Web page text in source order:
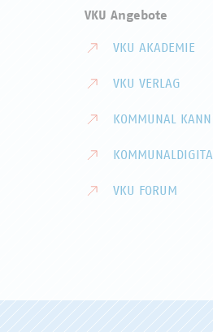
VKU Angebote
VKU AKADEMIE
VKU VERLAG
KOMMUNAL KANN
KOMMUNALDIGITAL
VKU FORUM